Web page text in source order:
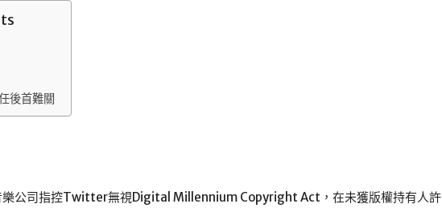
後首難關
樂公司指控Twitter無視Digital Millennium Copyright Act，在未獲版權持有人許